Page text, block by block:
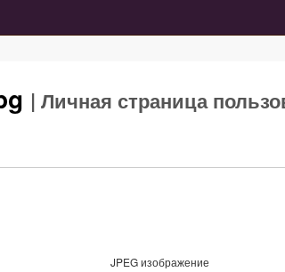
| Личная страница
JPEG изображение